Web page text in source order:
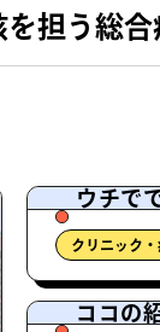
担う総合
ウチで
クリニック
ココの